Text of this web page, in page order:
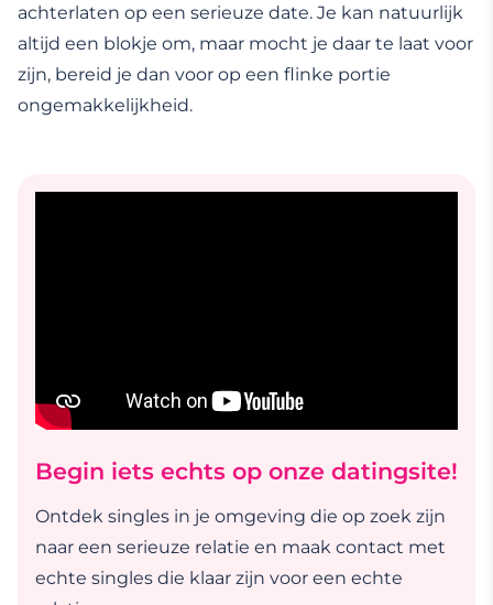
achterlaten op een serieuze date. Je kan natuurlijk
altijd een blokje om, maar mocht je daar te laat voor
zijn, bereid je dan voor op een flinke portie
ongemakkelijkheid.
Begin iets echts op onze datingsite!
Ontdek singles in je omgeving die op zoek zijn
naar een serieuze relatie en maak contact met
echte singles die klaar zijn voor een echte